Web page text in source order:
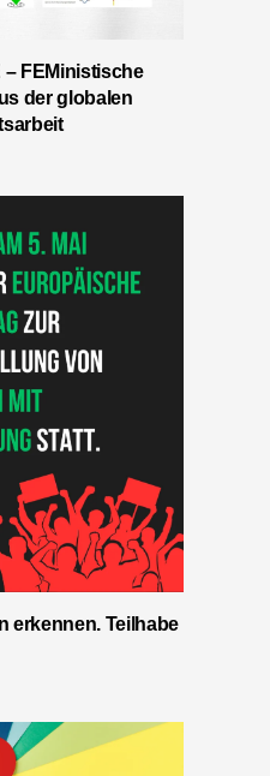
– FEMinistische
der globalen
erkennen. Teilhabe